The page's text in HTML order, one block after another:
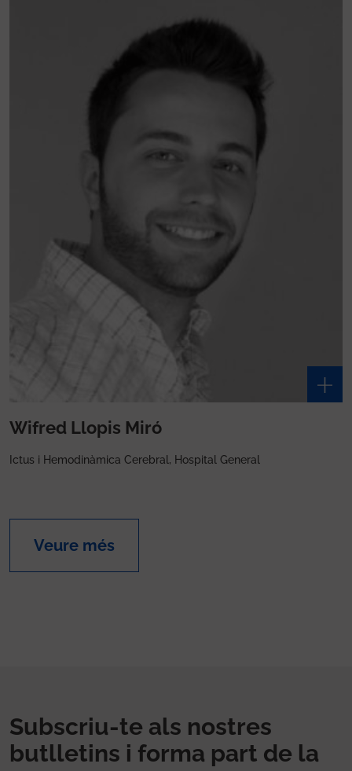
Wifred Llopis Miró
Ictus i Hemodinàmica Cerebral, Hospital General
Veure més
Subscriu-te als nostres
butlletins i forma part de la